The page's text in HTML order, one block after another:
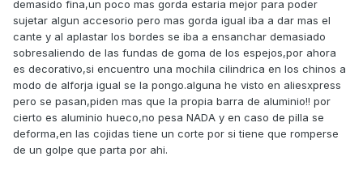
demasido fina,un poco mas gorda estaria mejor para poder
sujetar algun accesorio pero mas gorda igual iba a dar mas el
cante y al aplastar los bordes se iba a ensanchar demasiado
sobresaliendo de las fundas de goma de los espejos,por ahora
es decorativo,si encuentro una mochila cilindrica en los chinos a
modo de alforja igual se la pongo.alguna he visto en aliesxpress
pero se pasan,piden mas que la propia barra de aluminio!! por
cierto es aluminio hueco,no pesa NADA y en caso de pilla se
deforma,en las cojidas tiene un corte por si tiene que romperse
de un golpe que parta por ahi.